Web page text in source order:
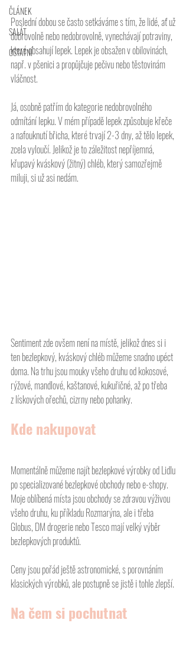
ČLÁNEK
SALÁT
OSTATNÍ
Poslední dobou se často setkáváme s tím, že lidé, ať už
dobrovolně nebo nedobrovolně, vynechávají potraviny,
které obsahují lepek. Lepek je obsažen v obilovinách,
např. v pšenici a propůjčuje pečivu nebo těstovinám
vláčnost.
Já, osobně patřím do kategorie nedobrovolného
odmítání lepku. V mém případě lepek způsobuje křeče
a nafouknutí břicha, které trvají 2-3 dny, až tělo lepek,
zcela vyloučí. Jelikož je to záležitost nepříjemná,
křupavý kváskový (žitný) chléb, který samozřejmě
miluji, si už asi nedám.
Sentiment zde ovšem není na místě, jelikož dnes si i
ten bezlepkový, kváskový chléb můžeme snadno upéct
doma. Na trhu jsou mouky všeho druhu od kokosové,
rýžové, mandlové, kaštanové, kukuřičné, až po třeba
z lískových ořechů, cizrny nebo pohanky.
Kde nakupovat
Momentálně můžeme najít bezlepkové výrobky od Lidlu
po specializované bezlepkové obchody nebo e-shopy.
Moje oblíbená místa jsou obchody se zdravou výživou
všeho druhu, ku příkladu Rozmarýna, ale i třeba
Globus, DM drogerie nebo Tesco mají velký výběr
bezlepkových produktů.
Ceny jsou pořád ještě astronomické, s porovnáním
klasických výrobků, ale postupně se jistě i tohle zlepší.
Na čem si pochutnat